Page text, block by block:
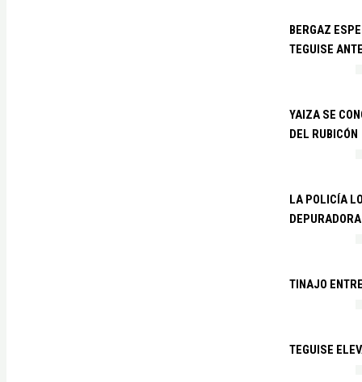
BERGAZ
TEGUISE
YAIZA SE
DEL RUBICÓN
LA POLICÍA
TINAJO
TEGUISE